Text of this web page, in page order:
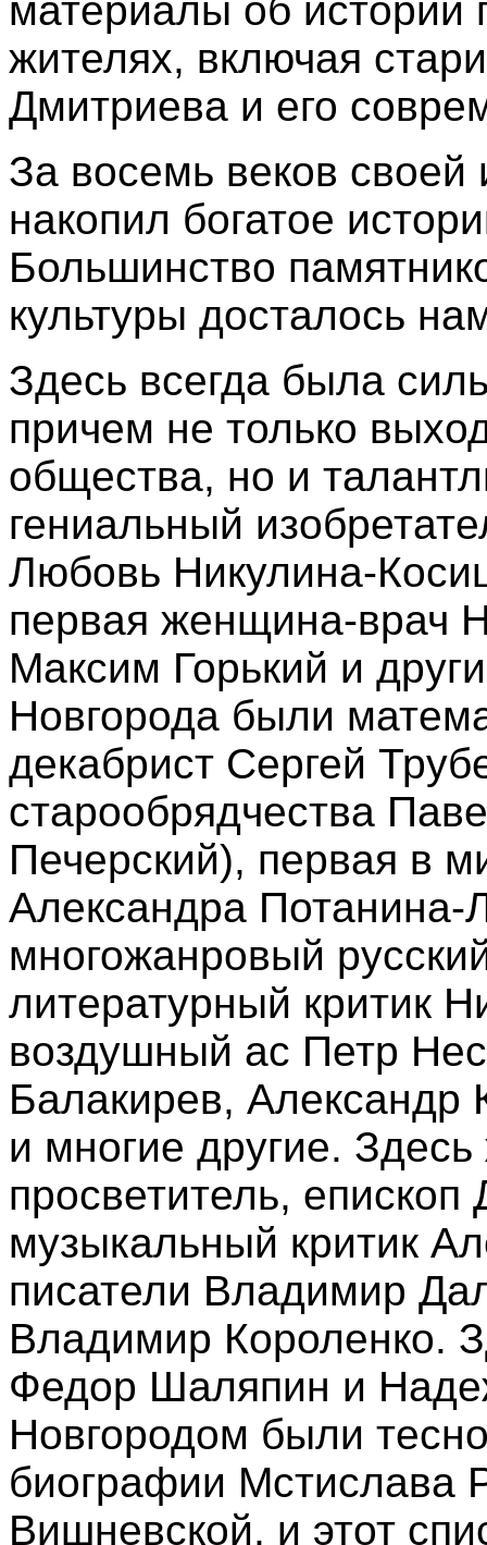
материалы об истории
жителях, включая
Дмитриева и его
За восемь веков
накопил богатое
Большинство
культуры досталось
Здесь всегда была
причем не только
общества, но и
гениальный
Любовь Никулина-
первая женщина-врач
Максим Горький и
Новгорода были
декабрист Сергей
старообрядчества
Печерский), первая в
Александра Потанина-
многожанровый
литературный критик
воздушный ас Петр
Балакирев, Александр
и многие другие.
просветитель,
музыкальный критик
писатели Владимир
Владимир Короленко.
Федор Шаляпин и
Новгородом были
биографии Мстислава
Вишневской, и этот